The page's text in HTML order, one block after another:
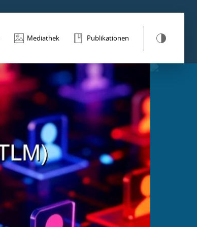
Mediathek Publikationen